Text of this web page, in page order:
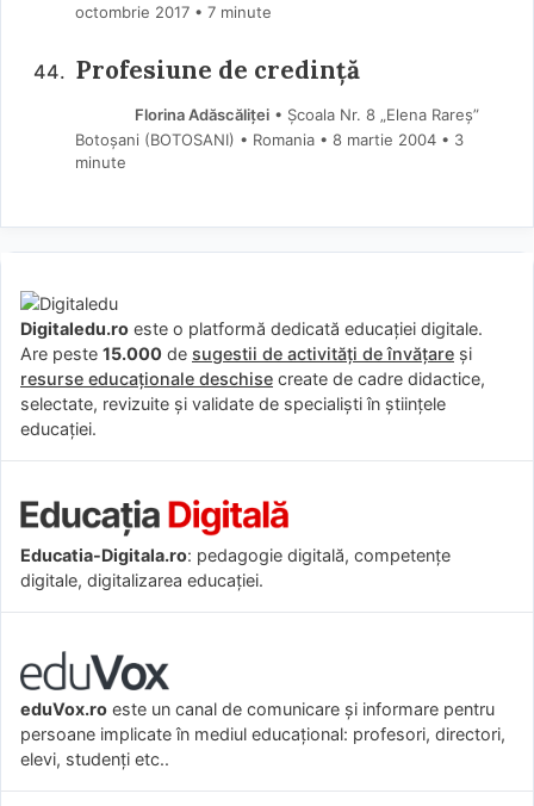
octombrie 2017 • 7 minute
Profesiune de credinţă
Florina Adăscăliţei• Şcoala Nr. 8 „Elena Rareş”
Botoşani (BOTOSANI) • Romania
8 martie 2004 • 3
minute
Digitaledu.ro este o platformă dedicată educației digitale.
Are peste 15.000 de sugestii de activități de învățare și
resurse educaționale deschise create de cadre didactice,
selectate, revizuite și validate de specialiști în științele
educației.
Educatia-Digitala.ro: pedagogie digitală, competențe
digitale, digitalizarea educației.
eduVox.ro este un canal de comunicare și informare pentru
persoane implicate în mediul educațional: profesori, directori,
elevi, studenți etc..